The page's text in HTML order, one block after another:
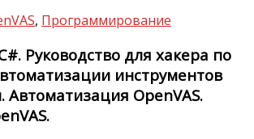
, Программирование
Руководство для хакера по
инструментов
Автоматизация OpenVAS.